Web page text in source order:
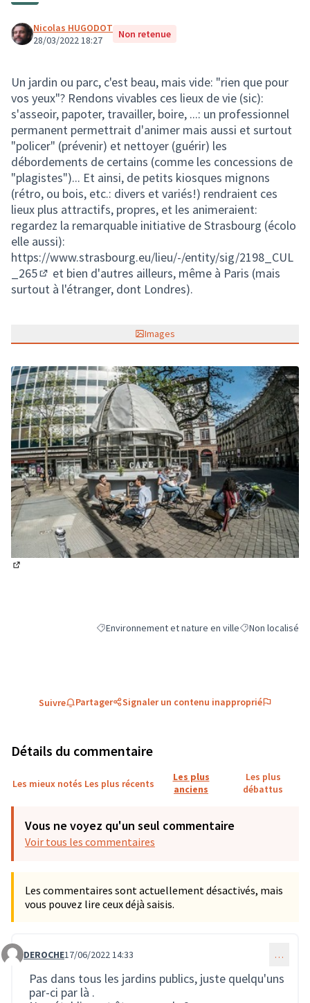
Nicolas HUGODOT
28/03/2022 18:27
Non retenue
Un jardin ou parc, c'est beau, mais vide: "rien que pour
vos yeux"? Rendons vivables ces lieux de vie (sic):
s'asseoir, papoter, travailler, boire, ...: un professionnel
permanent permettrait d'animer mais aussi et surtout
"policer" (prévenir) et nettoyer (guérir) les
débordements de certains (comme les concessions de
"plagistes")... Et ainsi, de petits kiosques mignons
(rétro, ou bois, etc.: divers et variés!) rendraient ces
lieux plus attractifs, propres, et les animeraient:
regardez la remarquable initiative de Strasbourg (écolo
elle aussi):
https://www.strasbourg.eu/lieu/-/entity/sig/2198_CUL
_265
(Lien externe)
et bien d'autres ailleurs, même à Paris (mais
surtout à l'étranger, dont Londres).
Images
Filtrer les résultats de la catégorie :
Environnement et nature en villeFiltrer les
Non localisé
Suivre Partager Signaler un contenu inapproprié
Détails du commentaire
Les mieux notés Les plus récents
Les plus
anciens
Les plus
débattus
Vous ne voyez qu'un seul commentaire
Voir tous les commentaires
Les commentaires sont actuellement désactivés, mais
vous pouvez lire ceux déjà saisis.
Commentaire 1549 (réponse au commentaire 797)
DEROCHE17/06/2022 14:33 …
Pas dans tous les jardins publics, juste quelqu'uns
par-ci par là .